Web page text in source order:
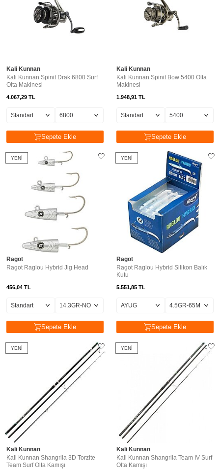
Kali Kunnan
Kali Kunnan Spinit Drak 6800 Surf
Olta Makinesi
4.067,29 TL
Sepete Ekle
Kali Kunnan
Kali Kunnan Spinit Bow 5400 Olta
Makinesi
1.948,91 TL
Sepete Ekle
YENI
Ragot
Ragot Raglou Hybrid Jig Head
456,04 TL
Sepete Ekle
YENI
Ragot
Ragot Raglou Hybrid Silikon Balık
Kutu
5.551,85 TL
Sepete Ekle
YENI
Kali Kunnan
Kali Kunnan Shangrila 3D Torzite
Team Surf Olta Kamışı
YENI
Kali Kunnan
Kali Kunnan Shangrila Team IV Surf
Olta Kamışı